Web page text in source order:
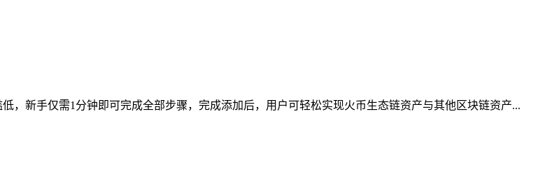
，新手仅需1分钟即可完成全部步骤，完成添加后，用户可轻松实现火币生态链资产与其他区块链资产...